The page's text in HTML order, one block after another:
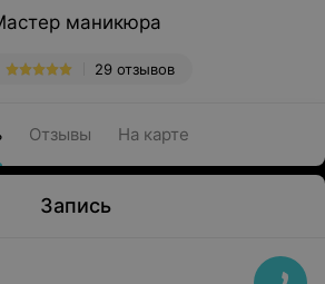
маникюра
29 отзывов
Отзывы На карте
Запись